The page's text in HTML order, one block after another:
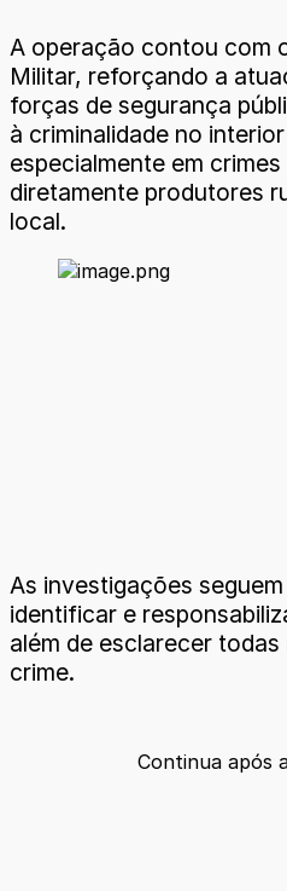
A operação contou com
Militar, reforçando a
forças de segurança
à criminalidade no
especialmente em
diretamente produtores
local.
As investigações
identificar e
além de esclarecer
crime.
Continua após